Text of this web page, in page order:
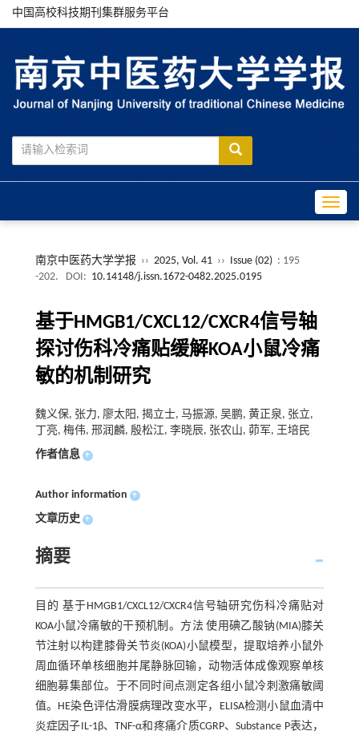
中国高校科技期刊集群服务平台
南京中医药大学学报 ›› 2025, Vol. 41 ›› Issue (02) : 195
-202.
DOI: 10.14148/j.issn.1672-0482.2025.0195
基于HMGB1/CXCL12/CXCR4信号轴
探讨伤科冷痛贴缓解KOA小鼠冷痛
敏的机制研究
魏义保, 张力, 廖太阳, 揭立士, 马振源, 吴鹏, 黄正泉, 张立,
丁亮, 梅伟, 邢润麟, 殷松江, 李晓辰, 张农山, 茆军, 王培民
作者信息 +
Author information +
文章历史 +
摘要
目的 基于HMGB1/CXCL12/CXCR4信号轴研究伤科冷痛贴对
KOA小鼠冷痛敏的干预机制。方法 使用碘乙酸钠(MIA)膝关
节注射以构建膝骨关节炎(KOA)小鼠模型，提取培养小鼠外
周血循环单核细胞并尾静脉回输，动物活体成像观察单核
细胞募集部位。于不同时间点测定各组小鼠冷刺激痛敏阈
值。HE染色评估滑膜病理改变水平，ELISA检测小鼠血清中
炎症因子IL-1β、TNF-α和疼痛介质CGRP、Substance P表达，